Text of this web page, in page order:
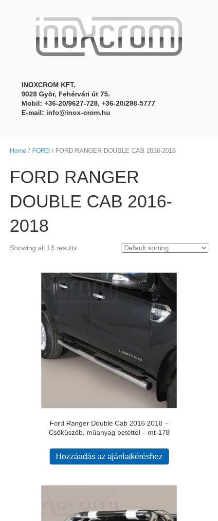
INOXCROM KFT.
9028 Gyõr, Fehérvári út 75.
Mobil: +36-20/9627-728, +36-20/298-5777
E-mail: info@inox-crom.hu
Home / FORD / FORD RANGER DOUBLE CAB 2016-2018
FORD RANGER
DOUBLE CAB 2016-
2018
Showing all 13 results
Ford Ranger Double Cab 2016 2018 –
Csőküszöb, műanyag betéttel – mt-178
Hozzáadás az ajánlatkéréshez